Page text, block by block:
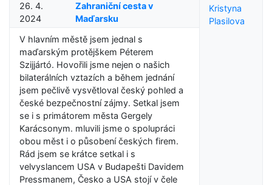
26. 4.
2024
Zahraniční cesta v
Maďarsku
V hlavním městě jsem jednal s
maďarským protějškem Péterem
Szijjártó. Hovořili jsme nejen o našich
bilaterálních vztazích a během jednání
jsem pečlivě vysvětloval český pohled a
české bezpečnostní zájmy. Setkal jsem
se i s primátorem města Gergely
Karácsonym. mluvili jsme o spolupráci
obou měst i o působení českých firem.
Rád jsem se krátce setkal i s
velvyslancem USA v Budapešti Davidem
Pressmanem, Česko a USA stojí v čele
Kristyna
Plasilova